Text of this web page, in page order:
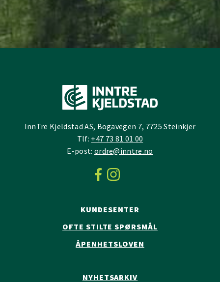
InnTre Kjeldstad AS, Bogavegen 7, 7725 Steinkjer
Tlf: +47 73 81 01 00
E-post: ordre@inntre.no
KUNDESENTER
OFTE STILTE SPØRSMÅL
ÅPENHETSLOVEN
NYHETSARKIV